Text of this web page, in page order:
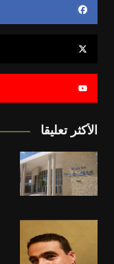
الأكثر تعليقا